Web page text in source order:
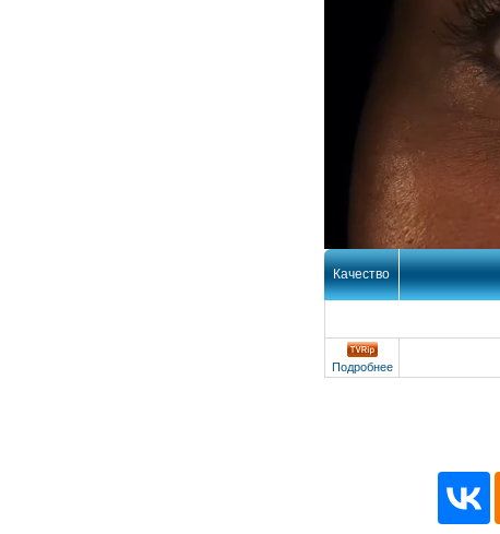
Качество
Подробнее